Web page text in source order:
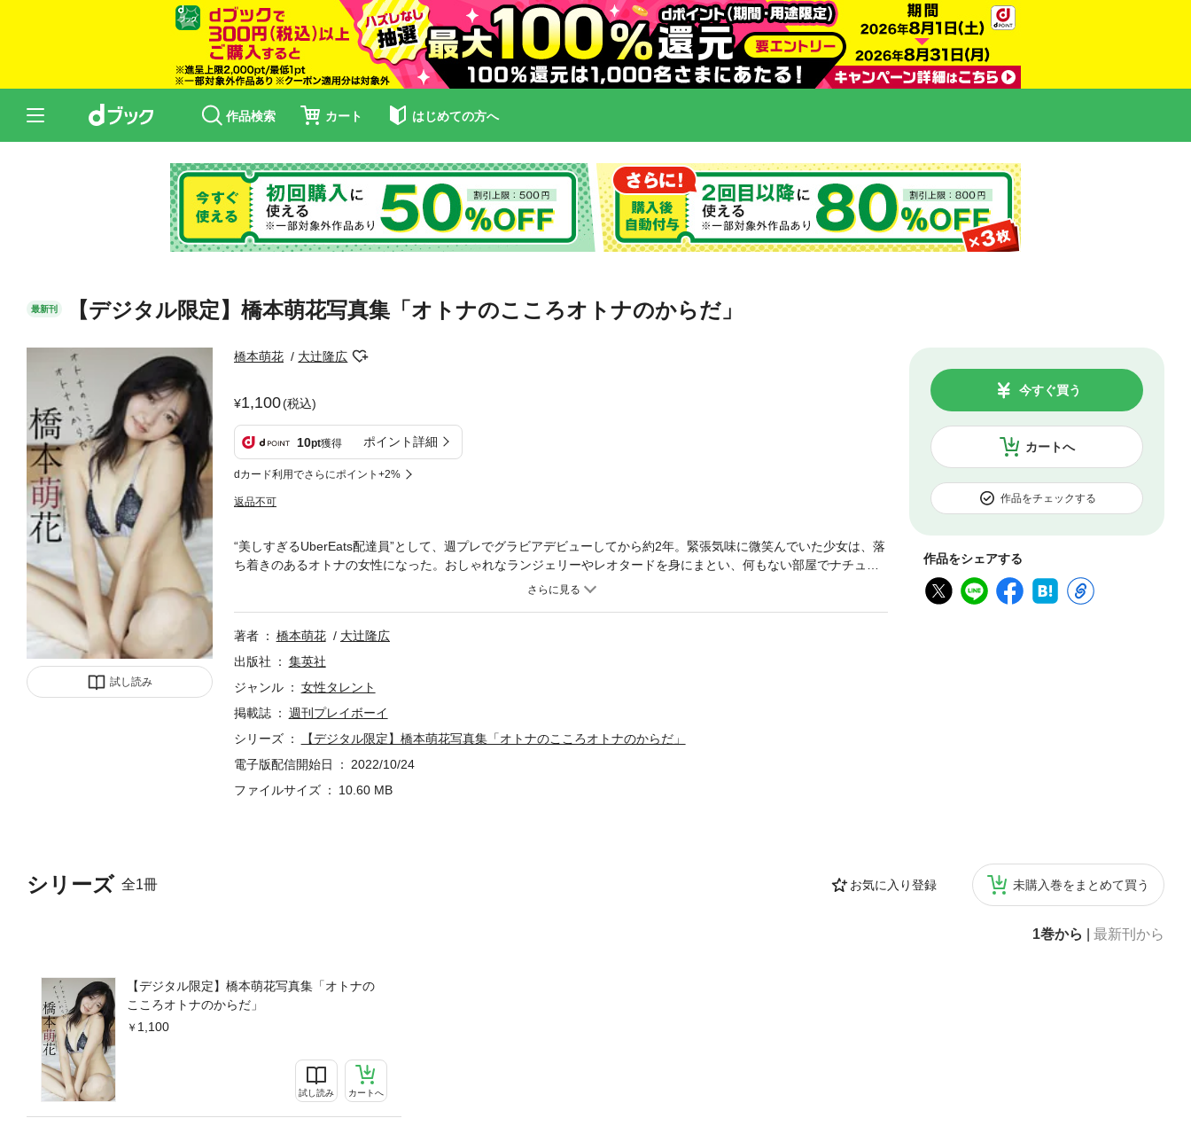
作品検索 カート はじめての方へ
最新刊 【デジタル限定】橋本萌花写真集「オトナのこころオトナのからだ」
試し読み
橋本萌花 大辻隆広
1,100(税込)
10pt獲得 ポイント詳細
dカード利用でさらにポイント+2%
返品不可
カートへ
今すぐ買う
作品をチェックする
作品をシェアする
シリーズ 全1冊 お気に入り登録 未購入巻をまとめて買う
1巻から 最新刊から
【デジタル限定】橋本萌花写真集「オトナの
こころオトナのからだ」
1,100
試し読み カートへ
“美しすぎるUberEats配達員”として、週プレでグラビアデビューしてから約2年。緊張気味に微笑んでいた少女は、落
ち着きのあるオトナの女性になった。おしゃれなランジェリーやレオタードを身にまとい、何もない部屋でナチュラ
ルに佇む。友達？ 恋人？ どこか気の抜けた表情からは、妙にリアルな身近さが感じられる。静かに見つめあう、
著者 橋本萌花
大辻隆広
出版社
集英社
ジャンル
女性タレント
掲載誌
週刊プレイボーイ
シリーズ
【デジタル限定】橋本萌花写真集「オトナのこころオトナのからだ」
電子版配信開始日
2022/10/24
ファイルサイズ
10.60 MB